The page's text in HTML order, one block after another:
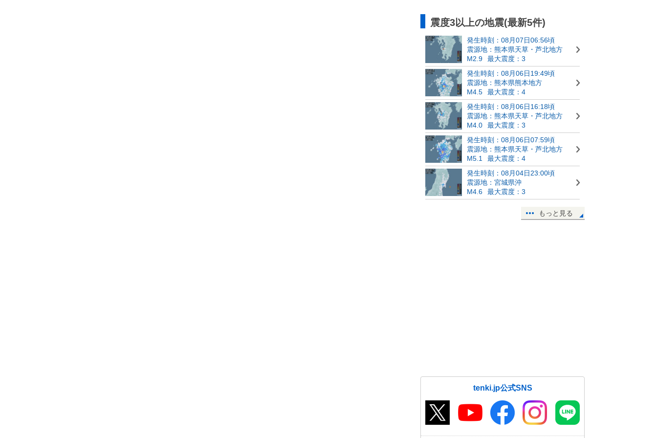
震度3以上の地震(最新5件)
発生時刻：08月07日06:56頃
震源地：熊本県天草・芦北地方
M2.9
最大震度：3
発生時刻：08月06日19:49頃
震源地：熊本県熊本地方
M4.5
最大震度：4
発生時刻：08月06日16:18頃
震源地：熊本県天草・芦北地方
M4.0
最大震度：3
発生時刻：08月06日07:59頃
震源地：熊本県天草・芦北地方
M5.1
最大震度：4
発生時刻：08月04日23:00頃
震源地：宮城県沖
M4.6
最大震度：3
もっと見る
tenki.jp公式SNS